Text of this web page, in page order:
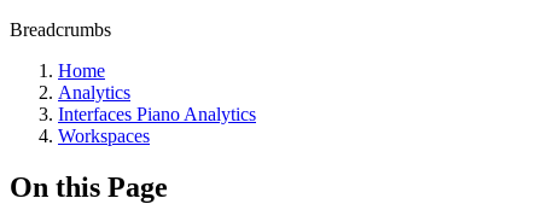
Breadcrumbs
Home
Analytics
Interfaces Piano Analytics
Workspaces
On this Page